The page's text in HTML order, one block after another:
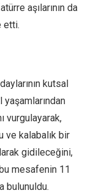
aşılarının da
etti.
kutsal
vurgulayarak,
ve kalabalık bir
gidileceğini,
mesafenin 11
bulunuldu.